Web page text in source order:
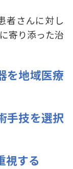
者さんに対し
寄り添った治
を地域医療
手技を選択
視する